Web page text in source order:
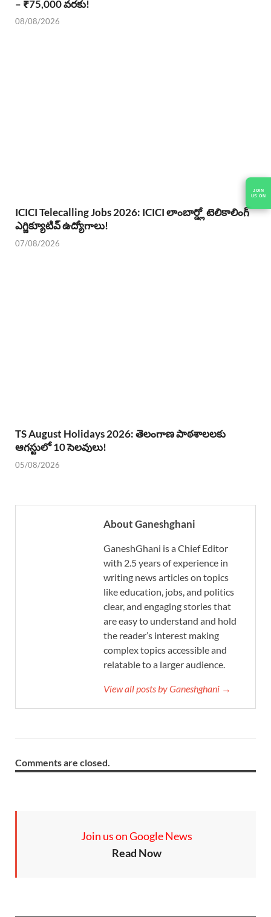
JOIN
US ON
– ₹75,000 వరకు!
08/08/2026
ICICI Telecalling Jobs 2026: ICICI లాంబార్డ్లో టెలికాలింగ్
ఎగ్జిక్యూటివ్ ఉద్యోగాలు!
07/08/2026
TS August Holidays 2026: తెలంగాణ పాఠశాలలకు
ఆగస్టులో 10 సెలవులు!
05/08/2026
About Ganeshghani
GaneshGhani is a Chief Editor
with 2.5 years of experience in
writing news articles on topics
like education, jobs, and politics
clear, and engaging stories that
are easy to understand and hold
the reader’s interest making
complex topics accessible and
relatable to a larger audience.
View all posts by Ganeshghani →
Comments are closed.
Join us on Google News
Read Now